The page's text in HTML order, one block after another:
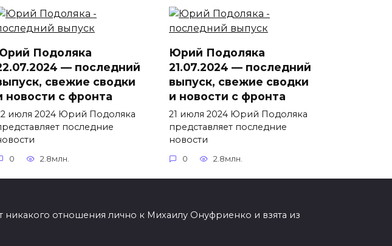
Подоляка
— последний
свежие сводки
новости с фронта
июля 2024 Юрий Подоляка
последние
0 2.8млн.
Юрий Подоляка
21.07.2024 — последний
выпуск, свежие сводки
и новости с фронта
21 июля 2024 Юрий Подоляка
представляет последние
новости
0 2.8млн.
отношения лично к Михаилу Онуфриенко и взята из